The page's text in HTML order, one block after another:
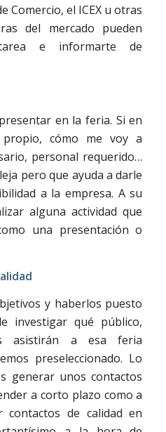
Comercio, el ICEX u otras
del mercado pueden
e informarte de
en la feria. Si en
cómo me voy a
personal requerido…
pero que ayuda a darle
a la empresa. A su
alguna actividad que
una presentación o
y haberlos puesto
investigar qué público,
asistirán a esa feria
preseleccionado. Lo
generar unos contactos
a corto plazo como a
contactos de calidad en